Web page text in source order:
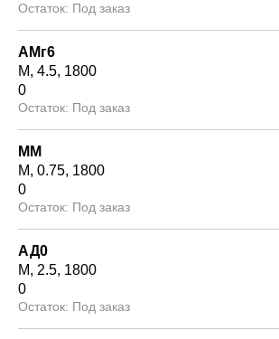
Под заказ
АМг6
М 4.5 1800
0
Под заказ
ММ
М 0.75 1800
0
Под заказ
АД0
М
2.5 1800
0
Под заказ